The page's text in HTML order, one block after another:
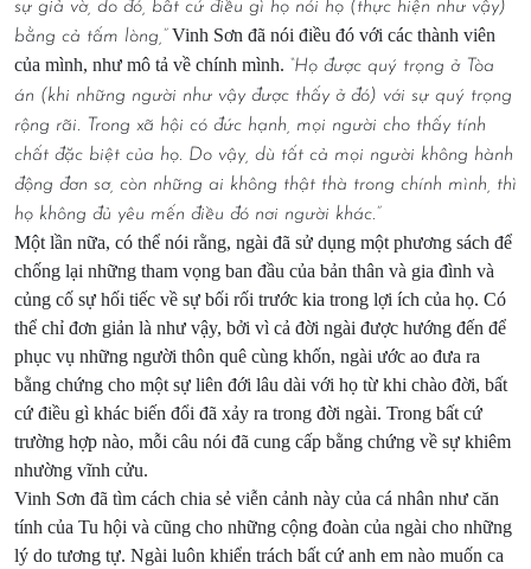
sự giả vờ, do đó, bất cứ điều gì họ nói họ (thực hiện như vậy)
bằng cả tấm lòng,”Vinh Sơn đã nói điều đó với các thành viên
của mình, như mô tả về chính mình. “Họ được quý trọng ở Tòa
án (khi những người như vậy được thấy ở đó) với sự quý trọng
rộng rãi. Trong xã hội có đức hạnh, mọi người cho thấy tính
chất đặc biệt của họ. Do vậy, dù tất cả mọi người không hành
động đơn sơ, còn những ai không thật thà trong chính mình, thì
họ không đủ yêu mến điều đó nơi người khác.”
Một lần nữa, có thể nói rằng, ngài đã sử dụng một phương sách để
chống lại những tham vọng ban đầu của bản thân và gia đình và
củng cố sự hối tiếc về sự bối rối trước kia trong lợi ích của họ. Có
thể chỉ đơn giản là như vậy, bởi vì cả đời ngài được hướng đến để
phục vụ những người thôn quê cùng khốn, ngài ước ao đưa ra
bằng chứng cho một sự liên đới lâu dài với họ từ khi chào đời, bất
cứ điều gì khác biến đổi đã xảy ra trong đời ngài. Trong bất cứ
trường hợp nào, mỗi câu nói đã cung cấp bằng chứng về sự khiêm
nhường vĩnh cửu.
Vinh Sơn đã tìm cách chia sẻ viễn cảnh này của cá nhân như căn
tính của Tu hội và cũng cho những cộng đoàn của ngài cho những
lý do tương tự. Ngài luôn khiển trách bất cứ anh em nào muốn ca